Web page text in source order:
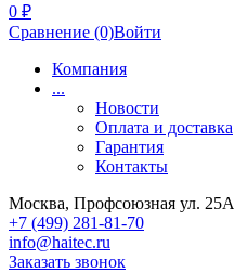
0 ₽
Сравнение (0)Войти
Компания
...
Новости
Оплата и доставка
Гарантия
Контакты
Москва, Профсоюзная ул. 25А
+7 (499) 281-81-70
info@haitec.ru
Заказать звонок